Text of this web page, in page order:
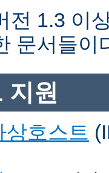
전 1.3 이
문서들이
지원
상호스트